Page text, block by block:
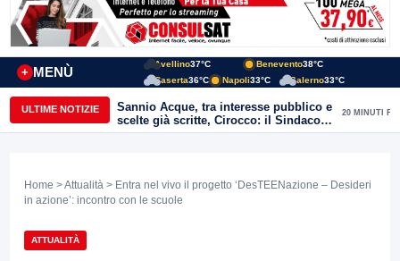
MENÙ
+
Avellino37°C Benevento38°C
Caserta36°C Napoli33°C Salerno33°C
ULTIME NOTIZIE
Sannio Acque, tra interesse pubblico e
scelte già scritte, Cirocco: il Sindaco
renda chiara la posizione di Molinara
20 MINUTI FA
Home >Attualità > Entra nel vivo il progetto ‘DesTEENazione – Desideri
in azione’: incontro con le scuole
ATTUALITÀ